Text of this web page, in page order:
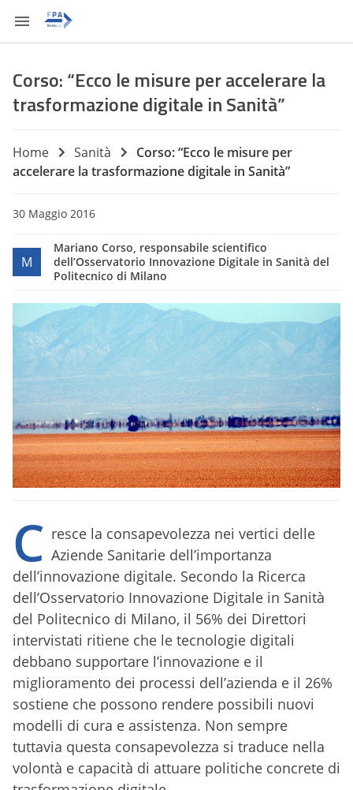
Corso: “Ecco le misure per accelerare la
trasformazione digitale in Sanità”
Home Sanità
Corso: “Ecco le misure per
accelerare la trasformazione digitale in Sanità”
30 Maggio 2016
M
Mariano Corso, responsabile scientifico
dell’Osservatorio Innovazione Digitale in Sanità del
Politecnico di Milano
C resce la consapevolezza nei vertici delle
Aziende Sanitarie dell’importanza
dell’innovazione digitale. Secondo la Ricerca
dell’Osservatorio Innovazione Digitale in Sanità
del Politecnico di Milano, il 56% dei Direttori
intervistati ritiene che le tecnologie digitali
debbano supportare l’innovazione e il
miglioramento dei processi dell’azienda e il 26%
sostiene che possono rendere possibili nuovi
modelli di cura e assistenza. Non sempre
tuttavia questa consapevolezza si traduce nella
volontà e capacità di attuare politiche concrete di